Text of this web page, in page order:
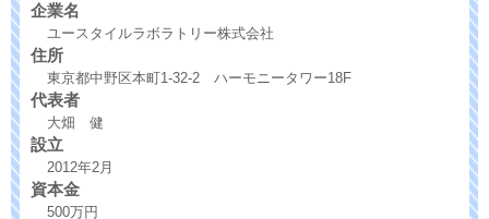
企業名
ユースタイルラボラトリー株式会社
住所
東京都中野区本町1-32-2 ハーモニータワー18F
代表者
大畑 健
設立
2012年2月
資本金
500万円